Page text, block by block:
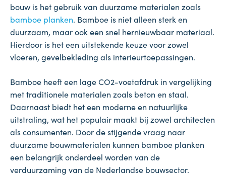
bouw is het gebruik van duurzame materialen zoals
bamboe planken. Bamboe is niet alleen sterk en
duurzaam, maar ook een snel hernieuwbaar materiaal.
Hierdoor is het een uitstekende keuze voor zowel
vloeren, gevelbekleding als interieurtoepassingen.
Bamboe heeft een lage CO2-voetafdruk in vergelijking
met traditionele materialen zoals beton en staal.
Daarnaast biedt het een moderne en natuurlijke
uitstraling, wat het populair maakt bij zowel architecten
als consumenten. Door de stijgende vraag naar
duurzame bouwmaterialen kunnen bamboe planken
een belangrijk onderdeel worden van de
verduurzaming van de Nederlandse bouwsector.